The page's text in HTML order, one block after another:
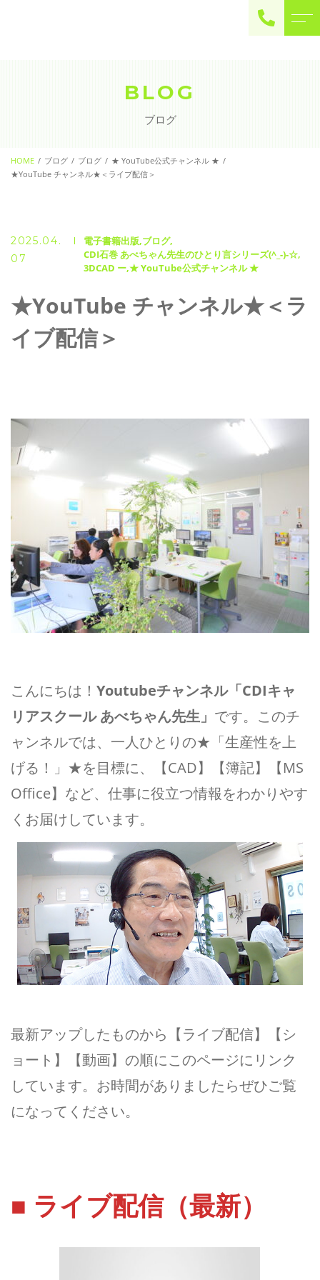
contact
BLOG
ブログ
HOME ブログ ブログ
★ YouTube公式チャンネル ★
★YouTube チャンネル★＜ライブ配信＞
2025.04.
07
電子書籍出版 ブログ
CDI石巻 あべちゃん先生のひとり言シリーズ(^_-)-☆
3DCAD ー ★ YouTube公式チャンネル ★
★YouTube チャンネル★＜ラ
イブ配信＞
こんにちは！ Youtubeチャンネル「CDIキャ
リアスクール あべちゃん先生」 です。このチ
ャンネルでは、一人ひとりの★「生産性を上
げる！」★を目標に、【CAD】【簿記】【MS
Office】など、仕事に役立つ情報をわかりやす
くお届けしています。
最新アップしたものから【ライブ配信】【シ
ョート】【動画】の順にこのページにリンク
しています。お時間がありましたらぜひご覧
になってください。
■ ライブ配信（最新）